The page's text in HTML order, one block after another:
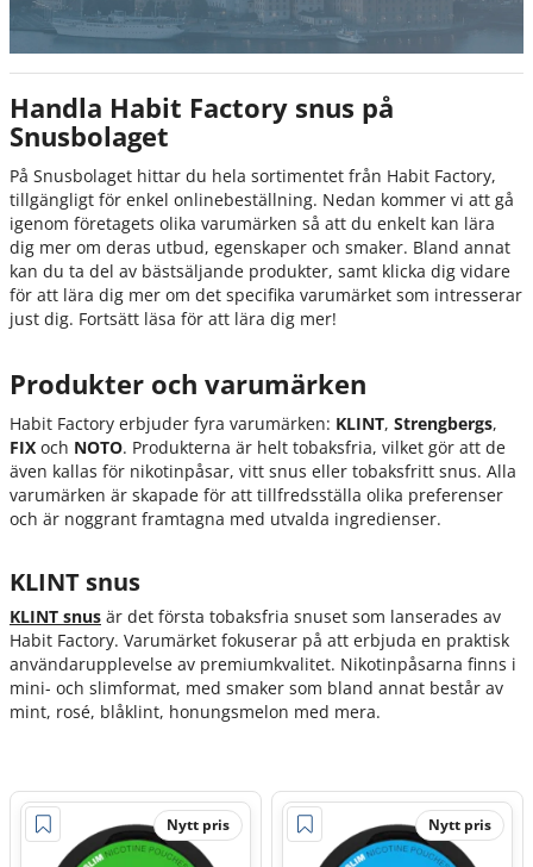
Handla Habit Factory snus på
Snusbolaget
På Snusbolaget hittar du hela sortimentet från Habit Factory,
tillgängligt för enkel onlinebeställning. Nedan kommer vi att gå
igenom företagets olika varumärken så att du enkelt kan lära
dig mer om deras utbud, egenskaper och smaker. Bland annat
kan du ta del av bästsäljande produkter, samt klicka dig vidare
för att lära dig mer om det specifika varumärket som intresserar
just dig. Fortsätt läsa för att lära dig mer!
Produkter och varumärken
Habit Factory erbjuder fyra varumärken: KLINT, Strengbergs,
FIX och NOTO. Produkterna är helt tobaksfria, vilket gör att de
även kallas för nikotinpåsar, vitt snus eller tobaksfritt snus. Alla
varumärken är skapade för att tillfredsställa olika preferenser
och är noggrant framtagna med utvalda ingredienser.
KLINT snus
KLINT snus är det första tobaksfria snuset som lanserades av
Habit Factory. Varumärket fokuserar på att erbjuda en praktisk
användarupplevelse av premiumkvalitet. Nikotinpåsarna finns i
mini- och slimformat, med smaker som bland annat består av
mint, rosé, blåklint, honungsmelon med mera.
Nytt pris Nytt pris